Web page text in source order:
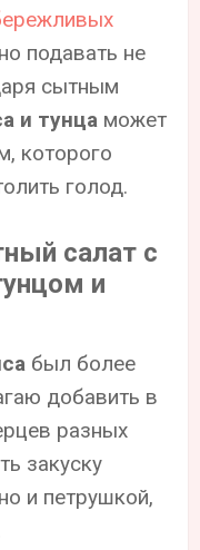
подавать не
сытным
и тунца может
которого
голод.
салат с
и
был более
добавить в
разных
закуску
и петрушкой,